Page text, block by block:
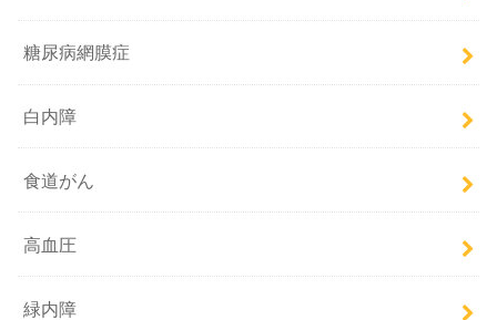
糖尿病網膜症
白内障
食道がん
高血圧
緑内障